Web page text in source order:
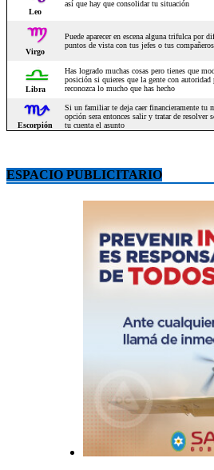
ESPACIO PUBLICITARIO